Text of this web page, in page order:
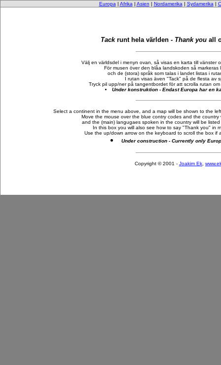
Europa | Afrika | Asien | Nordamerika | Sydamerika |
Tackrunt hela världen - Thank you all
Välj en världsdel i menyn ovan, så visas en karta till vänster
För musen över den blåa landskoden så markeras
och de (stora) språk som talas i landet listas i
I rutan visas även "Tack" på de flesta av
Tryck pil upp/ner på tangentbordet för att scrolla rutan
Under konstruktion - Endast Europa har en
Select a continent in the menu above, and a map will be shown to the
Move the mouse over the blue contry codes and the country
and the (main) langugaes spoken in the country will be
In this box you will also see how to say "Thank you" in
Use the up/down arrow on the keyboard to scroll the box if
Under construction - Currently only
Copyright © 2001 - Joakim Ek